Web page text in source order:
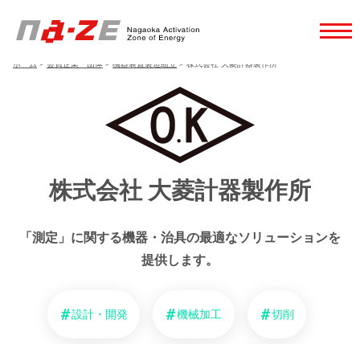
ホーム > 会員企業・団体 > 機器装置製造組立 > 株式会社 大菱計器製作所
株式会社 大菱計器製作所
「測定」に関する機器・治具の最適なソリューションを
提供します。
設計・開発 機械加工 切削